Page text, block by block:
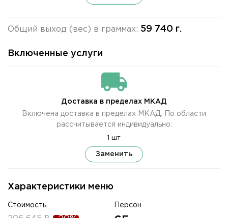
Характеристики меню
Стоимость Персон
Общий выход (вес) в граммах: 59 740 г.
Включенные услуги
Доставка в пределах МКАД
Включена доставка в пределах МКАД. По области
рассчитывается индивидуально.
1 шт
Заменить